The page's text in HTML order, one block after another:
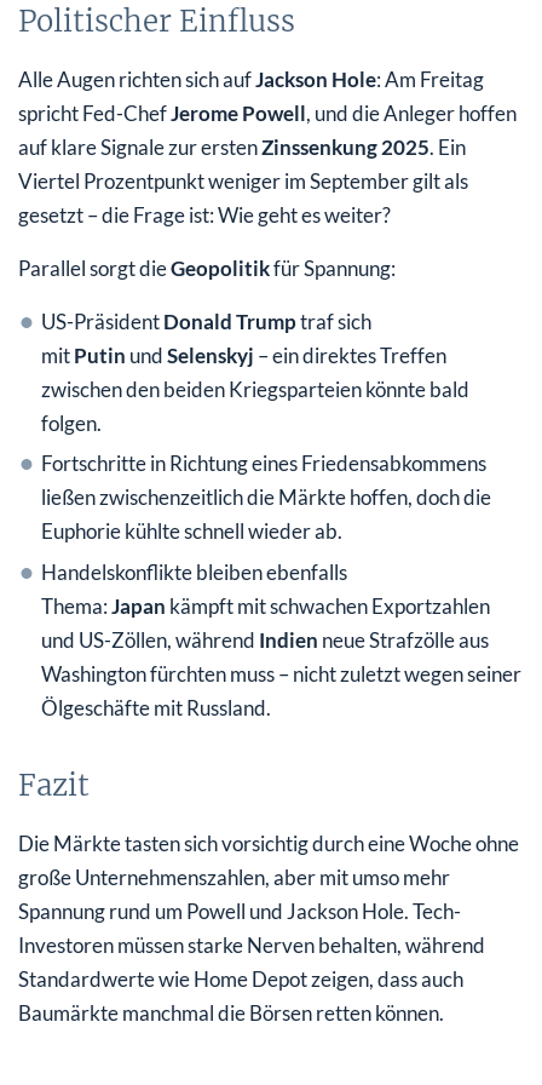
Politischer Einfluss
Alle Augen richten sich aufJackson Hole: Am Freitag
spricht Fed-ChefJerome Powell, und die Anleger hoffen
auf klare Signale zur erstenZinssenkung 2025. Ein
Viertel Prozentpunkt weniger im September gilt als
gesetzt – die Frage ist: Wie geht es weiter?
Parallel sorgt dieGeopolitikfür Spannung:
US-PräsidentDonald Trumptraf sich
mitPutin undSelenskyj – ein direktes Treffen
zwischen den beiden Kriegsparteien könnte bald
folgen.
Fortschritte in Richtung eines Friedensabkommens
ließen zwischenzeitlich die Märkte hoffen, doch die
Euphorie kühlte schnell wieder ab.
Handelskonflikte bleiben ebenfalls
Thema:Japan kämpft mit schwachen Exportzahlen
und US-Zöllen, während Indien neue Strafzölle aus
Washington fürchten muss – nicht zuletzt wegen seiner
Ölgeschäfte mit Russland.
Fazit
Die Märkte tasten sich vorsichtig durch eine Woche ohne
große Unternehmenszahlen, aber mit umso mehr
Spannung rund um Powell und Jackson Hole. Tech-
Investoren müssen starke Nerven behalten, während
Standardwerte wie Home Depot zeigen, dass auch
Baumärkte manchmal die Börsen retten können.